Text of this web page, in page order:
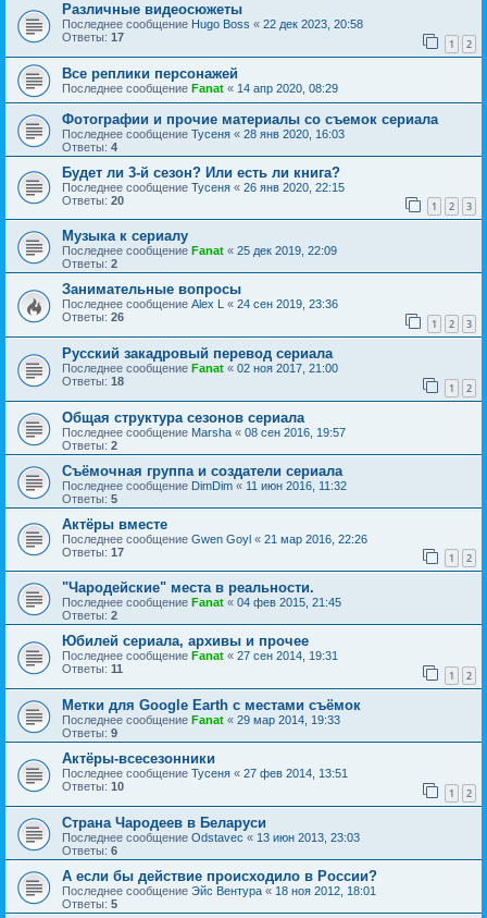
Различные видеосюжеты
Последнее сообщение Hugo Boss « 22 дек 2023, 20:58
Ответы: 17 1 2
Все реплики персонажей
Последнее сообщение Fanat « 14 апр 2020, 08:29
Фотографии и прочие материалы со съемок сериала
Последнее сообщение Тусеня « 28 янв 2020, 16:03
Ответы: 4
Будет ли 3-й сезон? Или есть ли книга?
Последнее сообщение Тусеня « 26 янв 2020, 22:15
Ответы: 20 1 2 3
Музыка к сериалу
Последнее сообщение Fanat « 25 дек 2019, 22:09
Ответы: 2
Занимательные вопросы
Последнее сообщение Alex L « 24 сен 2019, 23:36
Ответы: 26 1 2 3
Русский закадровый перевод сериала
Последнее сообщение Fanat « 02 ноя 2017, 21:00
Ответы: 18 1 2
Общая структура сезонов сериала
Последнее сообщение Marsha « 08 сен 2016, 19:57
Ответы: 2
Съёмочная группа и создатели сериала
Последнее сообщение DimDim « 11 июн 2016, 11:32
Ответы: 5
Актёры вместе
Последнее сообщение Gwen Goyl « 21 мар 2016, 22:26
Ответы: 17 1 2
"Чародейские" места в реальности.
Последнее сообщение Fanat « 04 фев 2015, 21:45
Ответы: 2
Юбилей сериала, архивы и прочее
Последнее сообщение Fanat « 27 сен 2014, 19:31
Ответы: 11 1 2
Метки для Google Earth с местами съёмок
Последнее сообщение Fanat « 29 мар 2014, 19:33
Ответы: 9
Актёры-всесезонники
Последнее сообщение Тусеня « 27 фев 2014, 13:51
Ответы: 10 1 2
Страна Чародеев в Беларуси
Последнее сообщение Odstavec « 13 июн 2013, 23:03
Ответы: 6
А если бы действие происходило в России?
Последнее сообщение Эйс Вентура « 18 ноя 2012, 18:01
Ответы: 5